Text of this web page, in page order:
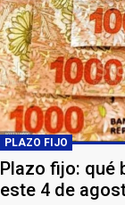
PLAZO FIJO
Plazo fijo: qué
este 4 de